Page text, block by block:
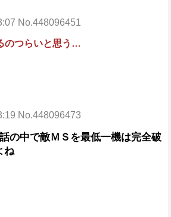
No.448096451
のつらいと思う…
No.448096473
の中で敵ＭＳを最低一機は完全破
ね